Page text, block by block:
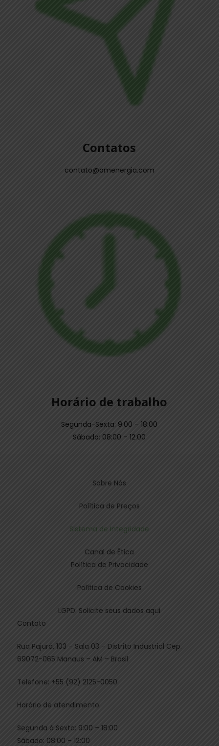
Contatos
contato@amenergia.com
Horário de trabalho
Segunda-Sexta: 9:00 – 18:00
Sábado: 08:00 – 12:00
Sobre Nós
Política de Preços
Sistema de Integridade
Canal de Ética
Política de Privacidade
Política de Cookies
LGPD: Solicite seus dados aqui
Contato
Rua Pajurá, 103 – Sala 03 – Distrito Industrial Cep.
69072-065 Manaus – AM – Brasil
Telefone: +55 (92) 2125-0050
Horário de atendimento:
Segunda à Sexta: 9:00 – 18:00
Sábado: 08:00 – 12:00